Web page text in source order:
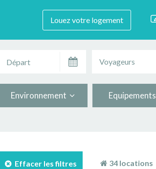
Louez votre logement
Voyageurs
Environnement Equipements
Effacer les filtres 34 locations